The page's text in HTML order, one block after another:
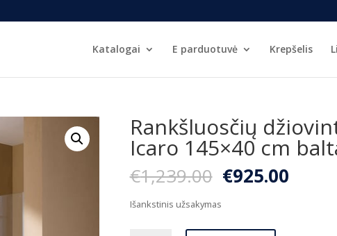
Katalogai E parduotuvė Krepšelis
Rankšluosčių
Icaro 145×40 cm
€1,239.00 Original
price
€1,239.00.
€925.00
Išankstinis užsakymas